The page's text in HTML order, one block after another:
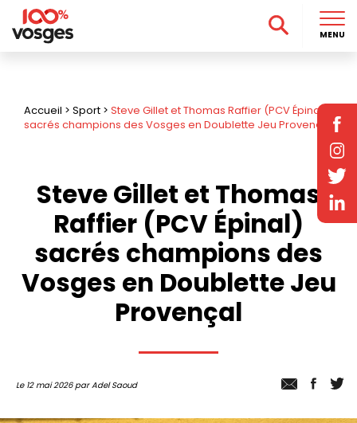
Accueil > Sport > Steve Gillet et Thomas Raffier (PCV Épinal)
sacrés champions des Vosges en Doublette Jeu Provençal
Steve Gillet et Thomas
Raffier (PCV Épinal)
sacrés champions des
Vosges en Doublette Jeu
Provençal
Le 12 mai 2026 par Adel Saoud
MENU